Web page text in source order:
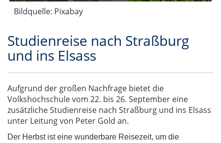
Bildquelle: Pixabay
Studienreise nach Straßburg
und ins Elsass
Aufgrund der großen Nachfrage bietet die
Volkshochschule vom 22. bis 26. September eine
zusätzliche Studienreise nach Straßburg und ins Elsass
unter Leitung von Peter Gold an.
Der Herbst ist eine wunderbare Reisezeit, um die